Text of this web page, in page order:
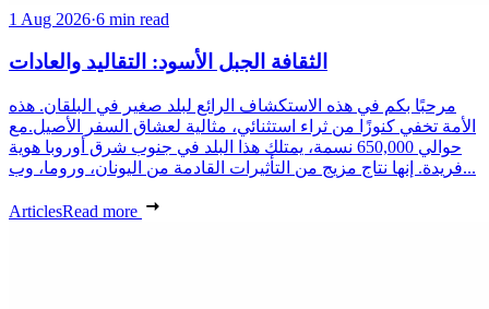
1 Aug 2026·6 min read
الثقافة الجبل الأسود: التقاليد والعادات
مرحبًا بكم في هذه الاستكشاف الرائع لبلد صغير في البلقان. هذه
الأمة تخفي كنوزًا من ثراء استثنائي، مثالية لعشاق السفر الأصيل.مع
حوالي 650,000 نسمة، يمتلك هذا البلد في جنوب شرق أوروبا هوية
فريدة. إنها نتاج مزيج من التأثيرات القادمة من اليونان، وروما، وب...
ArticlesRead more